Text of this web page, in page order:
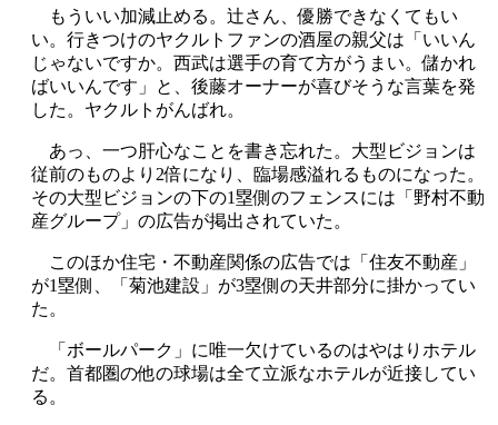
もういい加減止める。辻さん、優勝できなくてもい
い。行きつけのヤクルトファンの酒屋の親父は「いいん
じゃないですか。西武は選手の育て方がうまい。儲かれ
ばいいんです」と、後藤オーナーが喜びそうな言葉を発
した。ヤクルトがんばれ。
あっ、一つ肝心なことを書き忘れた。大型ビジョンは
従前のものより2倍になり、臨場感溢れるものになった。
その大型ビジョンの下の1塁側のフェンスには「野村不動
産グループ」の広告が掲出されていた。
このほか住宅・不動産関係の広告では「住友不動産」
が1塁側、「菊池建設」が3塁側の天井部分に掛かってい
た。
「ボールパーク」に唯一欠けているのはやはりホテル
だ。首都圏の他の球場は全て立派なホテルが近接してい
る。